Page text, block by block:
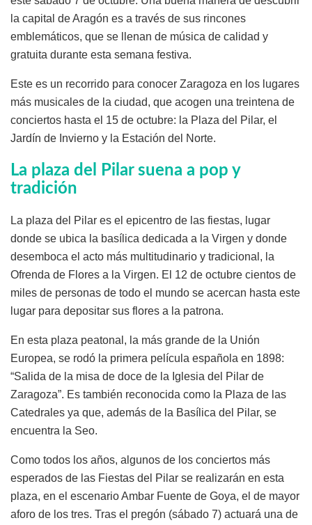
la capital de Aragón es a través de sus rincones
emblemáticos, que se llenan de música de calidad y
gratuita durante esta semana festiva.
Este es un recorrido para conocer Zaragoza en los lugares
más musicales de la ciudad, que acogen una treintena de
conciertos hasta el 15 de octubre: la Plaza del Pilar, el
Jardín de Invierno y la Estación del Norte.
La plaza del Pilar suena a pop y
tradición
La plaza del Pilar es el epicentro de las fiestas, lugar
donde se ubica la basílica dedicada a la Virgen y donde
desemboca el acto más multitudinario y tradicional, la
Ofrenda de Flores a la Virgen. El 12 de octubre cientos de
miles de personas de todo el mundo se acercan hasta este
lugar para depositar sus flores a la patrona.
En esta plaza peatonal, la más grande de la Unión
Europea, se rodó la primera película española en 1898:
“Salida de la misa de doce de la Iglesia del Pilar de
Zaragoza”. Es también reconocida como la Plaza de las
Catedrales ya que, además de la Basílica del Pilar, se
encuentra la Seo.
Como todos los años, algunos de los conciertos más
esperados de las Fiestas del Pilar se realizarán en esta
plaza, en el escenario Ambar Fuente de Goya, el de mayor
aforo de los tres. Tras el pregón (sábado 7) actuará una de